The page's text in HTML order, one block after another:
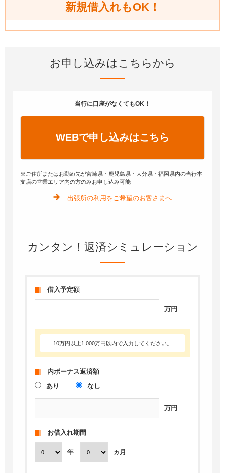
新規借入れもOK！
お申し込みはこちらから
当行に口座がなくてもOK！
WEBで申し込みはこちら
※ご住所またはお勤め先が宮崎県・鹿児島県・大分県・福岡県内の当行本
支店の営業エリア内の方のみお申し込み可能
出張所の利用をご希望のお客さまへ
カンタン！返済シミュレーション
借入予定額
万円
10万円以上1,000万円以内で入力してください。
内ボーナス返済額
あり
なし
万円
お借入れ期間
年 ヵ月